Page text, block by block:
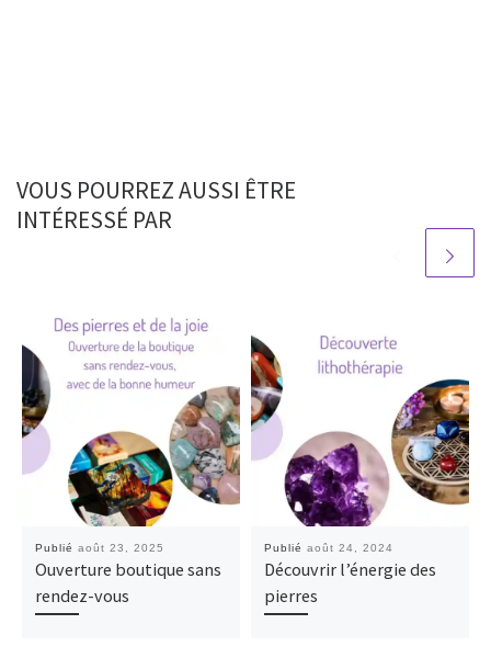
VOUS POURREZ AUSSI ÊTRE
INTÉRESSÉ PAR
Publié août 23, 2025
Ouverture boutique sans
rendez-vous
Publié août 24, 2024
Découvrir l’énergie des
pierres